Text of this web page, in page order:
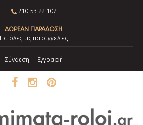
210 53 22 107
ΔΩΡΕΑΝ ΠΑΡΑΔΟΣΗ
Για όλες τις παραγγελίες
Σύνδεση Εγγραφή